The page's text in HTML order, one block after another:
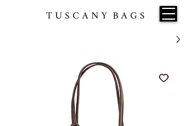
T U S C A N Y B A G S